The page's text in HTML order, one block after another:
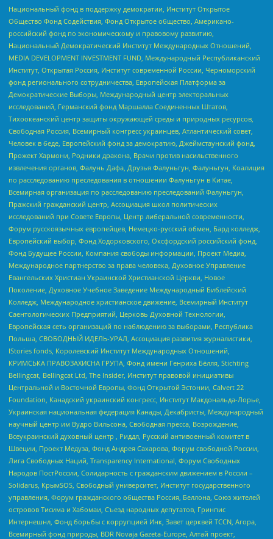
Национальный фонд в поддержку демократии, Институт Открытое
Общество Фонд Содействия, Фонд Открытое общество, Американо-
российский фонд по экономическому и правовому развитию,
Национальный Демократический Институт Международных Отношений,
MEDIA DEVELOPMENT INVESTMENT FUND, Международный Республиканский
Институт, Открытая Россия, Институт современной России, Черноморский
фонд регионального сотрудничества, Европейская Платформа за
Демократические Выборы, Международный центр электоральных
исследований, Германский фонд Маршалла Соединенных Штатов,
Тихоокеанский центр защиты окружающей среды и природных ресурсов,
Свободная Россия, Всемирный конгресс украинцев, Атлантический совет,
Человек в беде, Европейский фонд за демократию, Джеймстаунский фонд,
Прожект Хармони, Родники дракона, Врачи против насильственного
извлечения органов, Фалунь Дафа, Друзья Фалуньгун, Фалуньгун, Коалиция
по расследованию преследования в отношении Фалуньгун в Китае,
Всемирная организация по расследованию преследований Фалуньгун,
Пражский гражданский центр, Ассоциация школ политических
исследований при Совете Европы, Центр либеральной современности,
Форум русскоязычных европейцев, Немецко-русский обмен, Бард колледж,
Европейский выбор, Фонд Ходорковского, Оксфордский российский фонд,
Фонд Будущее России, Компания свободы информации, Проект Медиа,
Международное партнерство за права человека, Духовное Управление
Евангельских Христиан Украинской Христианской Церкви, Новое
Поколение, Духовное Учебное Заведение Международный Библейский
Колледж, Международное христианское движение, Всемирный Институт
Саентологических Предприятий, Церковь Духовной Технологии,
Европейская сеть организаций по наблюдению за выборами, Республика
Польша, СВОБОДНЫЙ ИДЕЛЬ-УРАЛ, Ассоциация развития журналистики,
IStories fonds, Королевский Институт Международных Отношений,
КРИМСЬКА ПРАВОЗАХИСНА ГРУПА, Фонд имени Генриха Бёлля, Stichting
Bellingcat, Bellingcat Ltd, The Insider, Институт правовой инициативы
Центральной и Восточной Европы, Фонд Открытой Эстонии, Calvert 22
Foundation, Канадский украинский конгресс, Институт Макдональда-Лорье,
Украинская национальная федерация Канады, Декабристы, Международный
научный центр им Вудро Вильсона, Свободная пресса, Возрождение,
Всеукраинский духовный центр , Риддл, Русский антивоенный комитет в
Швеции, Проект Медуза, Фонд Андрея Сахарова, Форум свободной России,
Лига Свободных Наций, Transparеncy International, Форум Свободных
Народов ПостРоссии, Солидарность с гражданским движением в России –
Solidarus, КрымSOS, Свободный университет, Институт государственного
управления, Форум гражданского общества Россия, Беллона, Союз жителей
островов Тисима и Хабомаи, Съезд народных депутатов, Гринпис
Интернешнл, Фонд борьбы с коррупцией Инк, Завет церквей TCCN, Агора,
Всемирный фонд природы, BDR Novaja Gazeta-Europe, Алтай проект,